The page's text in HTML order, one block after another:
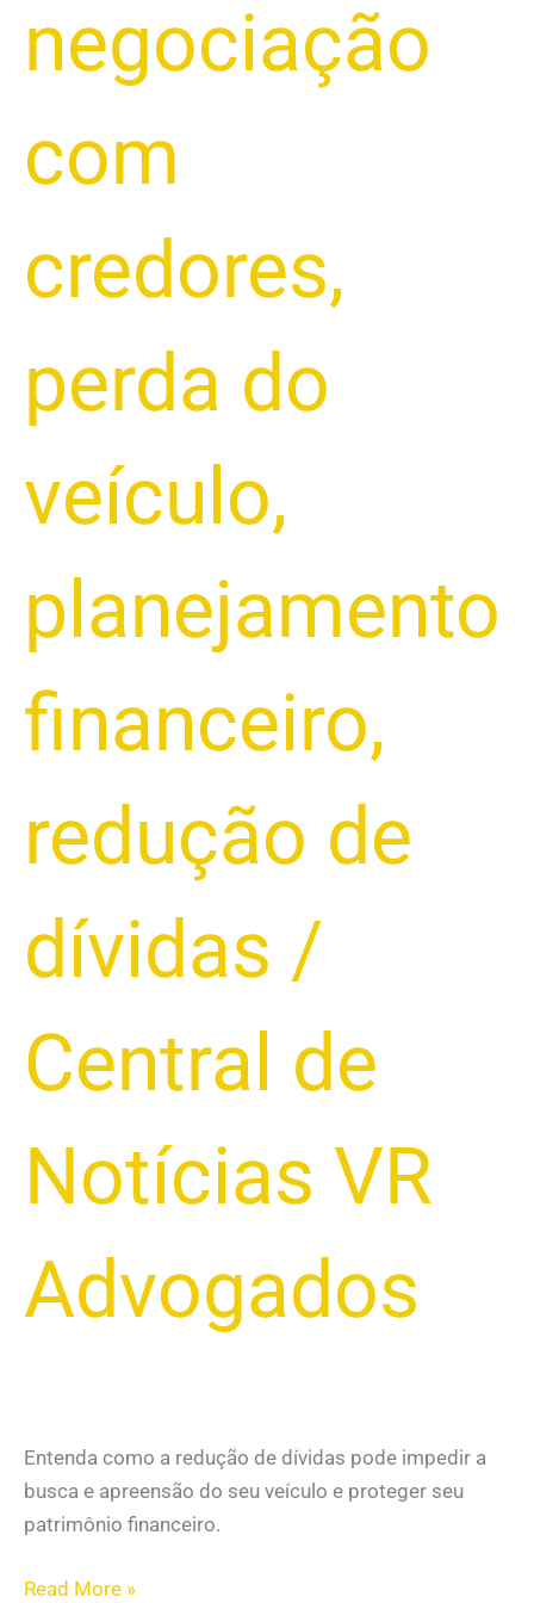
negociação
com
credores,
perda do
veículo,
planejamento
financeiro,
redução de
dívidas /
Central de
Notícias VR
Advogados
Entenda como a redução de dívidas pode impedir a
busca e apreensão do seu veículo e proteger seu
patrimônio financeiro.
Read More »